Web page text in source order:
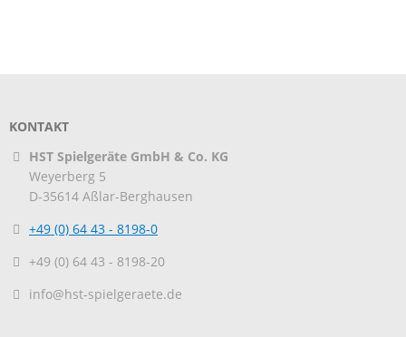
KONTAKT
HST Spielgeräte GmbH & Co. KG
Weyerberg 5
D-35614 Aßlar-Berghausen
+49 (0) 64 43 - 8198-0
+49 (0) 64 43 - 8198-20
info@hst-spielgeraete.de